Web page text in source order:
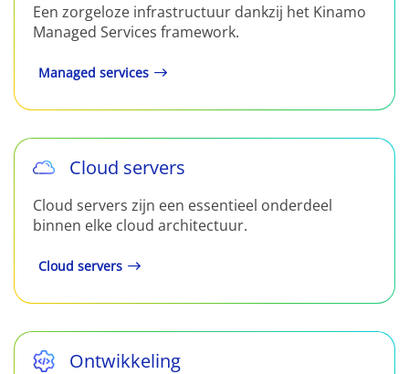
Een zorgeloze infrastructuur dankzij het Kinamo
Managed Services framework.
Managed services
Cloud servers
Cloud servers zijn een essentieel onderdeel
binnen elke cloud architectuur.
Cloud servers
Ontwikkeling